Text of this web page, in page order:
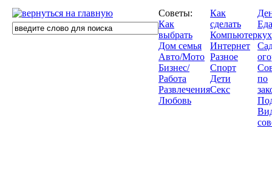
Советы:
Как
выбрать
Дом семья
Авто/Мото
Бизнес/
Работа
Развлечения
Любовь
Как
сделать
Компьютер
Интернет
Разное
Спорт
Дети
Секс
по